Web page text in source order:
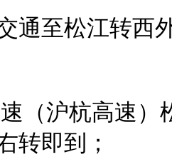
通至松江转西
（沪杭高速
转即到；